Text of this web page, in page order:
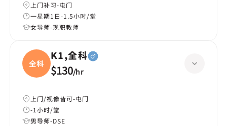
上门补习-屯门
一星期1日-1.5小时/堂
女导师-现职教师
全科
K1,全科
$130/hr
上门/视像皆可-屯门
-1小时/堂
男导师-DSE